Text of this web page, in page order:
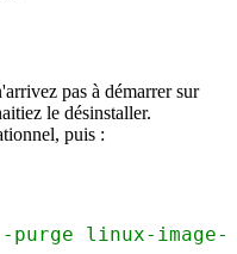
pas à démarrer sur
le désinstaller.
puis :
linux-image-